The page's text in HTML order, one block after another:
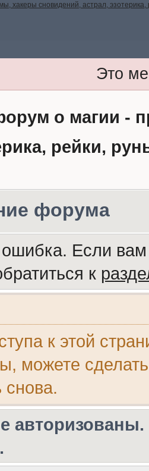
Это
о магии -
рейки,
форума
Если
к
к этой
можете
снова.
авторизованы.